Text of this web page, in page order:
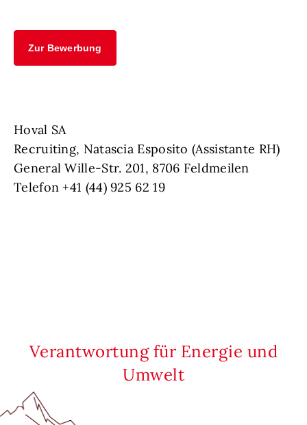
Zur Bewerbung
Hoval SA
Recruiting, Natascia Esposito (Assistante RH)
General Wille-Str. 201, 8706 Feldmeilen
Telefon +41 (44) 925 62 19
Verantwortung für Energie und
Umwelt